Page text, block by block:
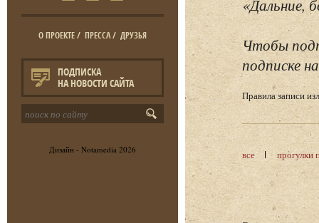
О ПРОЕКТЕ/ ПРЕССА/ ДРУЗЬЯ
ПОДПИСКА
НА НОВОСТИ САЙТА
Дизайн - Notamedia 2026
«Дальние,
Чтобы
подписке
Правила записи
все прогулки